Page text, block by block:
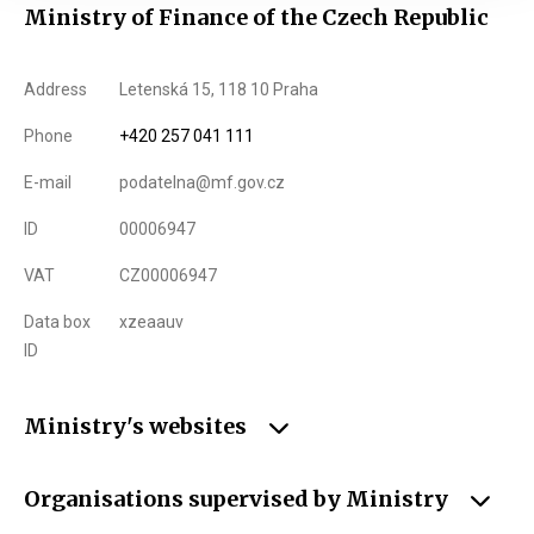
Ministry of Finance of the Czech Republic
Address Letenská 15, 118 10 Praha
Phone +420 257 041 111
E-mail podatelna@mf.gov.cz
ID 00006947
VAT CZ00006947
Data box
ID
xzeaauv
Ministry's websites
Organisations supervised by Ministry